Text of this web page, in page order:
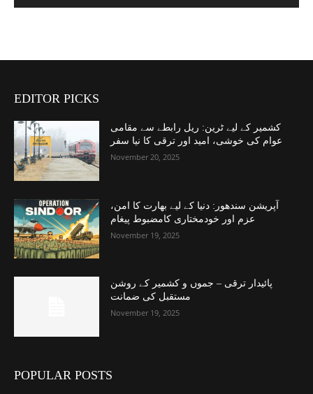
EDITOR PICKS
کشمیر کے لیے ٹرین: ریل رابطے سے مقامی
عوام کی خوشی، امید اور ترقی کا نیا سفر
November 20, 2025
آپریشن سندھور: دنیا کے لیے بھارت کا امن،
عزم اور خودمختاری کامضبوط پیغام
November 19, 2025
پائیدار ترقی – جموں و کشمیر کے روشن
مستقبل کی ضمانت
November 19, 2025
POPULAR POSTS